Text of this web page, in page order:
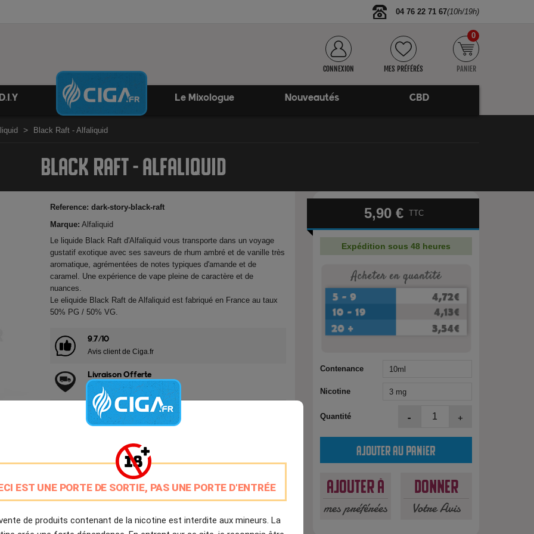
EST UNE PORTE DE SORTIE, PAS UNE PORTE D'ENTRÉE
de produits contenant de la nicotine est interdite aux mineurs. La
04 76 22 71 67(10h/19h)
CONNEXION MES PRÉFÉRÉS PANIER
0
Le Mixologue Nouveautés CBD
Black Raft - Alfaliquid
BLACK RAFT - ALFALIQUID
Reference: dark-story-black-raft
Marque: Alfaliquid
Le liquide Black Raft d'Alfaliquid vous transporte dans un voyage
gustatif exotique avec ses saveurs de rhum ambré et de vanille très
aromatique, agrémentées de notes typiques d'amande et de
caramel. Une expérience de vape pleine de caractère et de
nuances.
Le eliquide Black Raft de Alfaliquid est fabriqué en France au taux
50% PG / 50% VG.
9.7/10
Avis client de Ciga.fr
Livraison Offerte
à partir de 20€
Expédition Immédiate
Commande passée avant 14h
Partager Tweet Pinterest
5,90 € TTC
Expédition sous 48 heures
Contenance
Nicotine
Quantité - +
Ajouter au panier
Ajouter à
mes préférées
Donner
Votre Avis